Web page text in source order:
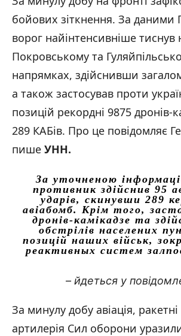
бойових зіткнення. За даними
ворог найінтенсивніше тиснув
Покровському та
напрямках, здійснивши
а також застосував проти
позицій рекордні 9875 дронів-
289 КАБів. Про це повідомляє
пише УНН.
За уточненою
противник здійснив 95
ударів, скинувши 289
авіабомб. Крім того,
дронів-камікадзе та
обстрілів населених
позицій наших військ,
реактивных систем
– йдеться у
За минулу добу авіація, ракетні
артилерія Сил оборони